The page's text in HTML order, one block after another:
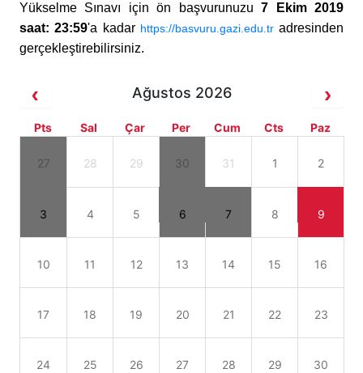
Yükselme Sınavı için ön başvurunuzu7 Ekim 2019
saat: 23:59'a kadar https://basvuru.gazi. edu.tradresinden
gerçekleştirebilirsiniz.
Ağustos 2026
Pts Sal Çar Per Cum Cts Paz
27 28 29 30 31 1 2
3 4 5 6 7 8 9
10 11 12 13 14 15 16
17 18 19 20 21 22 23
24 25 26 27 28 29 30